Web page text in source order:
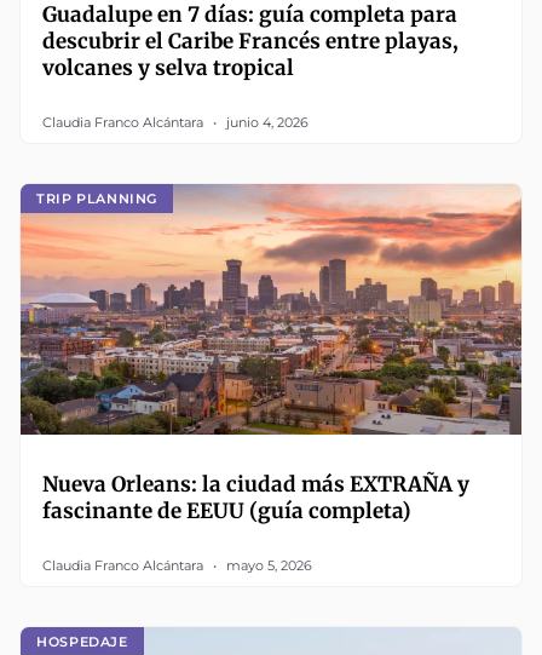
Guadalupe en 7 días: guía completa para
descubrir el Caribe Francés entre playas,
volcanes y selva tropical
Claudia Franco Alcántara junio 4, 2026
TRIP PLANNING
Nueva Orleans: la ciudad más EXTRAÑA y
fascinante de EEUU (guía completa)
Claudia Franco Alcántara mayo 5, 2026
HOSPEDAJE